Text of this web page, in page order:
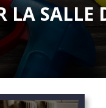
LA SALLE